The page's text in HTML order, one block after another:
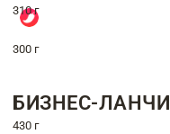
310 г
300 г
БИЗНЕС-ЛАНЧИ
430 г